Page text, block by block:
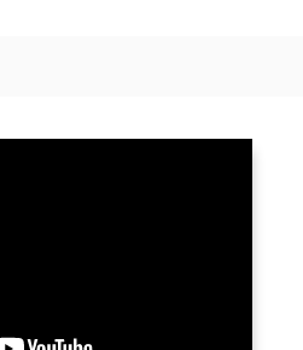
тепло. Стенки толщиной в 7 мм